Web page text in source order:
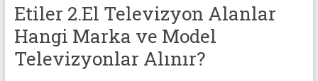
Etiler 2.El Televizyon Alanlar
Hangi Marka ve Model
Televizyonlar Alınır?